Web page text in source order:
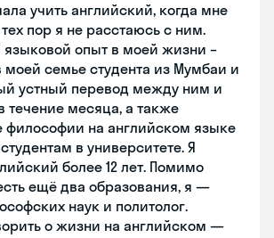
учить английский, когда мне
пор я не расстаюсь с ним.
опыт в моей жизни –
семье студента из Мумбаи и
устный перевод между ним и
течение месяца, а также
философии на английском языке
в университете. Я
более 12 лет. Помимо
ещё два образования, я —
наук и политолог.
о жизни на английском —